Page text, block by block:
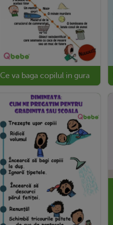
Ce va baga copilul in gura